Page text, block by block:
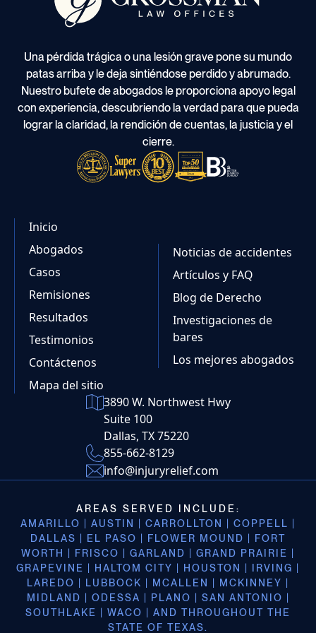
Una pérdida trágica o una lesión grave pone su mundo
patas arriba y le deja sintiéndose perdido y abrumado.
Nuestro bufete de abogados le proporciona apoyo legal
con experiencia, descubriendo la verdad para que pueda
lograr la claridad, la rendición de cuentas, la justicia y el
cierre.
Inicio
Abogados
Casos
Remisiones
Resultados
Testimonios
Contáctenos
Mapa del sitio
Noticias de accidentes
Artículos y FAQ
Blog de Derecho
Investigaciones de
bares
Los mejores abogados
3890 W. Northwest Hwy
Suite 100
Dallas, TX 75220
855-662-8129
info@injuryrelief.com
AREAS SERVED INCLUDE:
AMARILLO | AUSTIN | CARROLLTON | COPPELL |
DALLAS | EL PASO | FLOWER MOUND | FORT
WORTH | FRISCO | GARLAND | GRAND PRAIRIE |
GRAPEVINE | HALTOM CITY | HOUSTON | IRVING |
LAREDO | LUBBOCK | MCALLEN | MCKINNEY |
MIDLAND | ODESSA | PLANO | SAN ANTONIO |
SOUTHLAKE | WACO | AND THROUGHOUT THE
STATE OF TEXAS.